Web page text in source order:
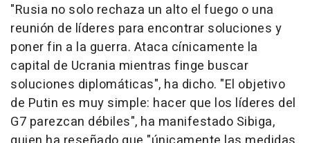
"Rusia no solo rechaza un alto el fuego o una
reunión de líderes para encontrar soluciones y
poner fin a la guerra. Ataca cínicamente la
capital de Ucrania mientras finge buscar
soluciones diplomáticas", ha dicho. "El objetivo
de Putin es muy simple: hacer que los líderes del
G7 parezcan débiles", ha manifestado Sibiga,